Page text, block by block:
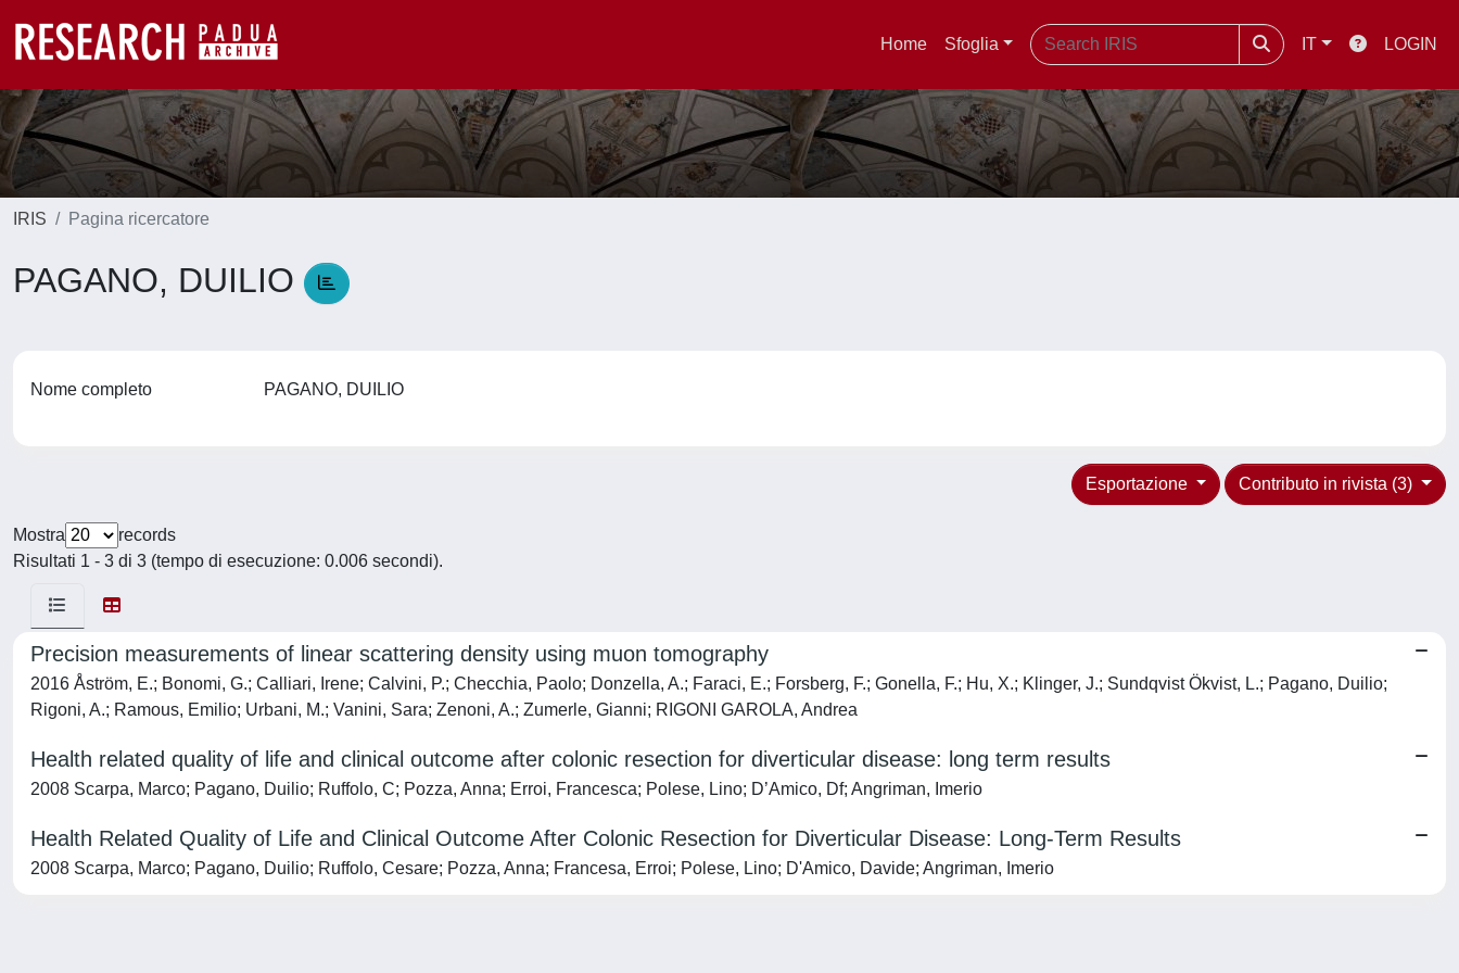
Home Sfoglia IT LOGIN
IRIS Pagina ricercatore
PAGANO, DUILIO
Nome completo PAGANO, DUILIO
Contributo in rivista (3)
Esportazione
Mostra
records
Risultati 1 - 3 di 3 (tempo di esecuzione: 0.006 secondi).
Precision measurements of linear scattering density using muon tomography
2016 Åström, E.; Bonomi, G.; Calliari, Irene; Calvini, P.; Checchia, Paolo; Donzella, A.; Faraci, E.; Forsberg, F.; Gonella, F.; Hu, X.; Klinger, J.; Sundqvist Ökvist, L.; Pagano, Duilio;
Rigoni, A.; Ramous, Emilio; Urbani, M.; Vanini, Sara; Zenoni, A.; Zumerle, Gianni; RIGONI GAROLA, Andrea
Health related quality of life and clinical outcome after colonic resection for diverticular disease: long term results
2008 Scarpa, Marco; Pagano, Duilio; Ruffolo, C; Pozza, Anna; Erroi, Francesca; Polese, Lino; D’Amico, Df; Angriman, Imerio
Health Related Quality of Life and Clinical Outcome After Colonic Resection for Diverticular Disease: Long-Term Results
2008 Scarpa, Marco; Pagano, Duilio; Ruffolo, Cesare; Pozza, Anna; Francesa, Erroi; Polese, Lino; D'Amico, Davide; Angriman, Imerio